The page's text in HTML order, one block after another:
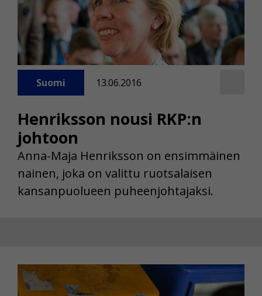
Henriksson nousi RKP:n
johtoon
Suomi 13.06.2016
Anna-Maja Henriksson on ensimmäinen
nainen, joka on valittu ruotsalaisen
kansanpuolueen puheenjohtajaksi.